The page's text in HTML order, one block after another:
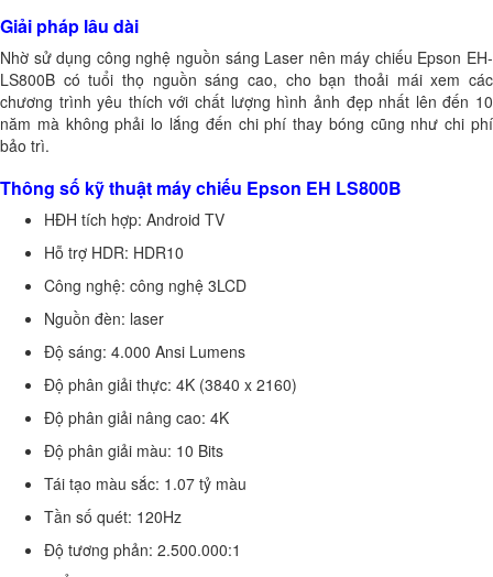
Giải pháp lâu dài
Nhờ sử dụng công nghệ nguồn sáng Laser nên máy chiếu Epson EH-
LS800B có tuổi thọ nguồn sáng cao, cho bạn thoải mái xem các
chương trình yêu thích với chất lượng hình ảnh đẹp nhất lên đến 10
năm mà không phải lo lắng đến chi phí thay bóng cũng như chi phí
bảo trì.
Thông số kỹ thuật máy chiếu Epson EH LS800B
HĐH tích hợp: Android TV
Hỗ trợ HDR: HDR10
Công nghệ: công nghệ 3LCD
Nguồn đèn: laser
Độ sáng: 4.000 Ansi Lumens
Độ phân giải thực: 4K (3840 x 2160)
Độ phân giải nâng cao: 4K
Độ phân giải màu: 10 Bits
Tái tạo màu sắc: 1.07 tỷ màu
Tần số quét: 120Hz
Độ tương phản: 2.500.000:1